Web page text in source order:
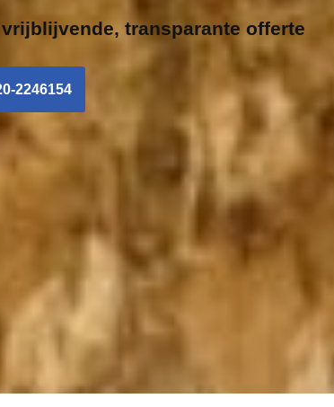
transparante offerte
2246154